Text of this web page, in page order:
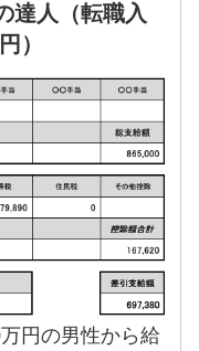
達人（転職入
）
円の男性から給